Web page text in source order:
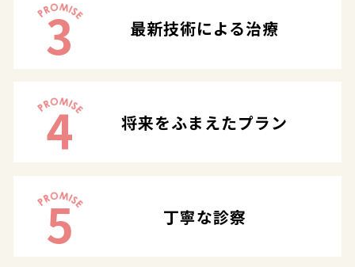
3 最新技術による治療
4 将来をふまえたプラン
5 丁寧な診察